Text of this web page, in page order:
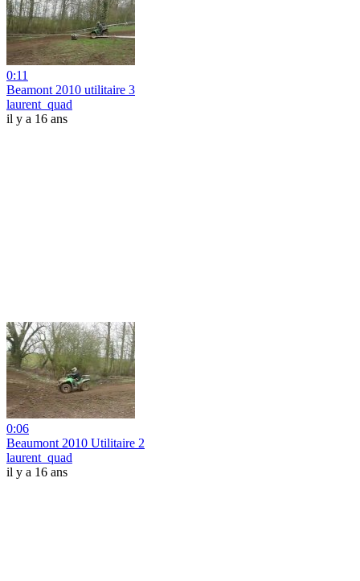
0:11
Beamont 2010 utilitaire 3
laurent_quad
il y a 16 ans
0:06
Beaumont 2010 Utilitaire 2
laurent_quad
il y a 16 ans